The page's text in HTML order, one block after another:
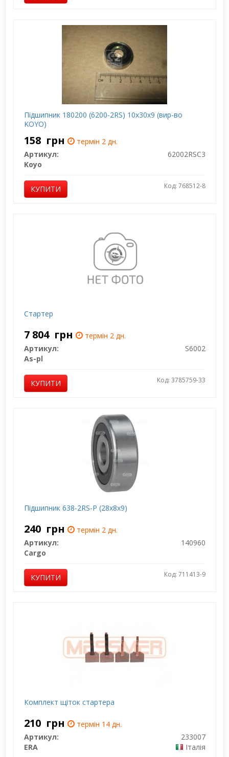
Підшипник 180200 (6200-2RS) 10х30х9 (вир-во
KOYO)
158 грн
термін 2 дн.
Артикул:
62002RSC3
Koyo
КУПИТИ Код: 768512-8
Стартер
7 804 грн
термін 2 дн.
Артикул:
S6002
As-pl
КУПИТИ Код: 3785759-33
Підшипник 638-2RS-P (28x8x9)
240 грн
термін 2 дн.
Артикул:
140960
Cargo
КУПИТИ Код: 711413-9
Комплект щіток стартера
210 грн
термін 14 дн.
Артикул:
233007
ERA
Італія